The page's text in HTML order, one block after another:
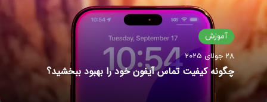
آموزش
28 جولای 2025
چگونه کیفیت تماس آیفون خود را بهبود ببخشید؟